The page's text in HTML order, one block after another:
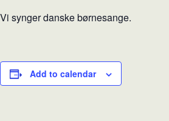
Vi synger danske børnesange.
Add to calendar